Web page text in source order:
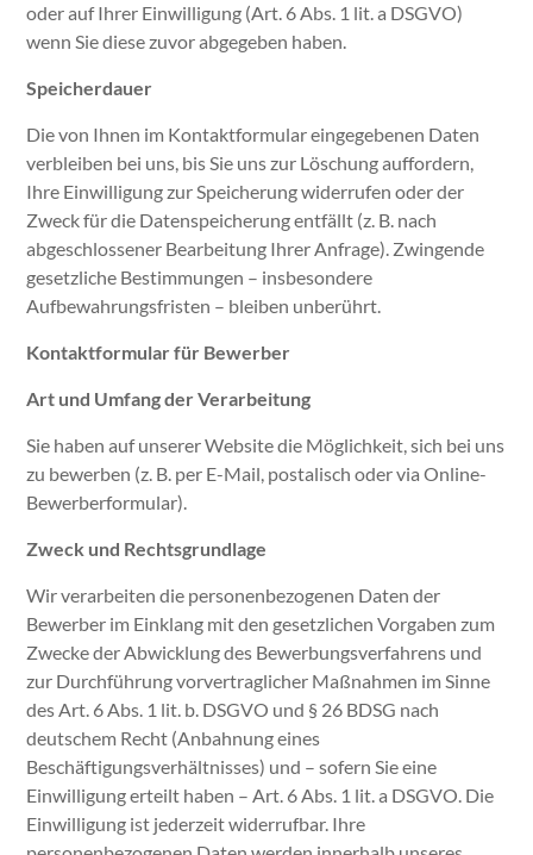
oder auf Ihrer Einwilligung (Art. 6 Abs. 1 lit. a DSGVO)
wenn Sie diese zuvor abgegeben haben.
Speicherdauer
Die von Ihnen im Kontaktformular eingegebenen Daten
verbleiben bei uns, bis Sie uns zur Löschung auffordern,
Ihre Einwilligung zur Speicherung widerrufen oder der
Zweck für die Datenspeicherung entfällt (z. B. nach
abgeschlossener Bearbeitung Ihrer Anfrage). Zwingende
gesetzliche Bestimmungen – insbesondere
Aufbewahrungsfristen – bleiben unberührt.
Kontaktformular für Bewerber
Art und Umfang der Verarbeitung
Sie haben auf unserer Website die Möglichkeit, sich bei uns
zu bewerben (z. B. per E-Mail, postalisch oder via Online-
Bewerberformular).
Zweck und Rechtsgrundlage
Wir verarbeiten die personenbezogenen Daten der
Bewerber im Einklang mit den gesetzlichen Vorgaben zum
Zwecke der Abwicklung des Bewerbungsverfahrens und
zur Durchführung vorvertraglicher Maßnahmen im Sinne
des Art. 6 Abs. 1 lit. b. DSGVO und § 26 BDSG nach
deutschem Recht (Anbahnung eines
Beschäftigungsverhältnisses) und – sofern Sie eine
Einwilligung erteilt haben – Art. 6 Abs. 1 lit. a DSGVO. Die
Einwilligung ist jederzeit widerrufbar. Ihre